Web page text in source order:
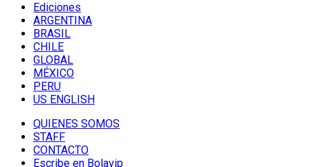
Ediciones
ARGENTINA
BRASIL
CHILE
GLOBAL
MÉXICO
PERU
US ENGLISH
QUIENES SOMOS
STAFF
CONTACTO
Escribe en Bolavip